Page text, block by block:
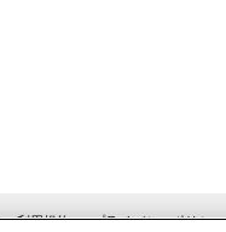
利用規約 プライバシーポリシー